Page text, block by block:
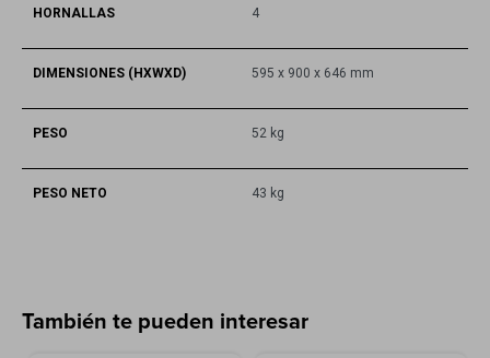
HORNALLAS 4
DIMENSIONES (HXWXD) 595 x 900 x 646 mm
PESO 52 kg
PESO NETO 43 kg
También te pueden interesar